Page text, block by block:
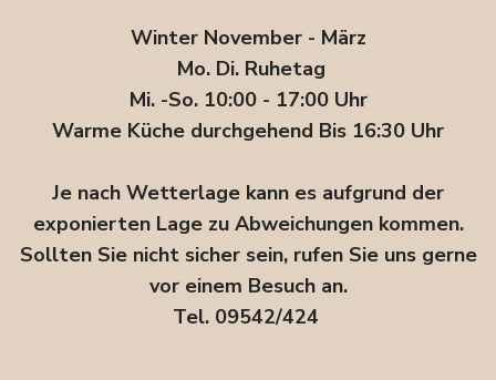
Winter November - März
Mo. Di. Ruhetag
Mi. -So. 10:00 - 17:00 Uhr
Warme Küche durchgehend Bis 16:30 Uhr
Je nach Wetterlage kann es aufgrund der
exponierten Lage zu Abweichungen kommen.
Sollten Sie nicht sicher sein, rufen Sie uns gerne
vor einem Besuch an.
Tel. 09542/424